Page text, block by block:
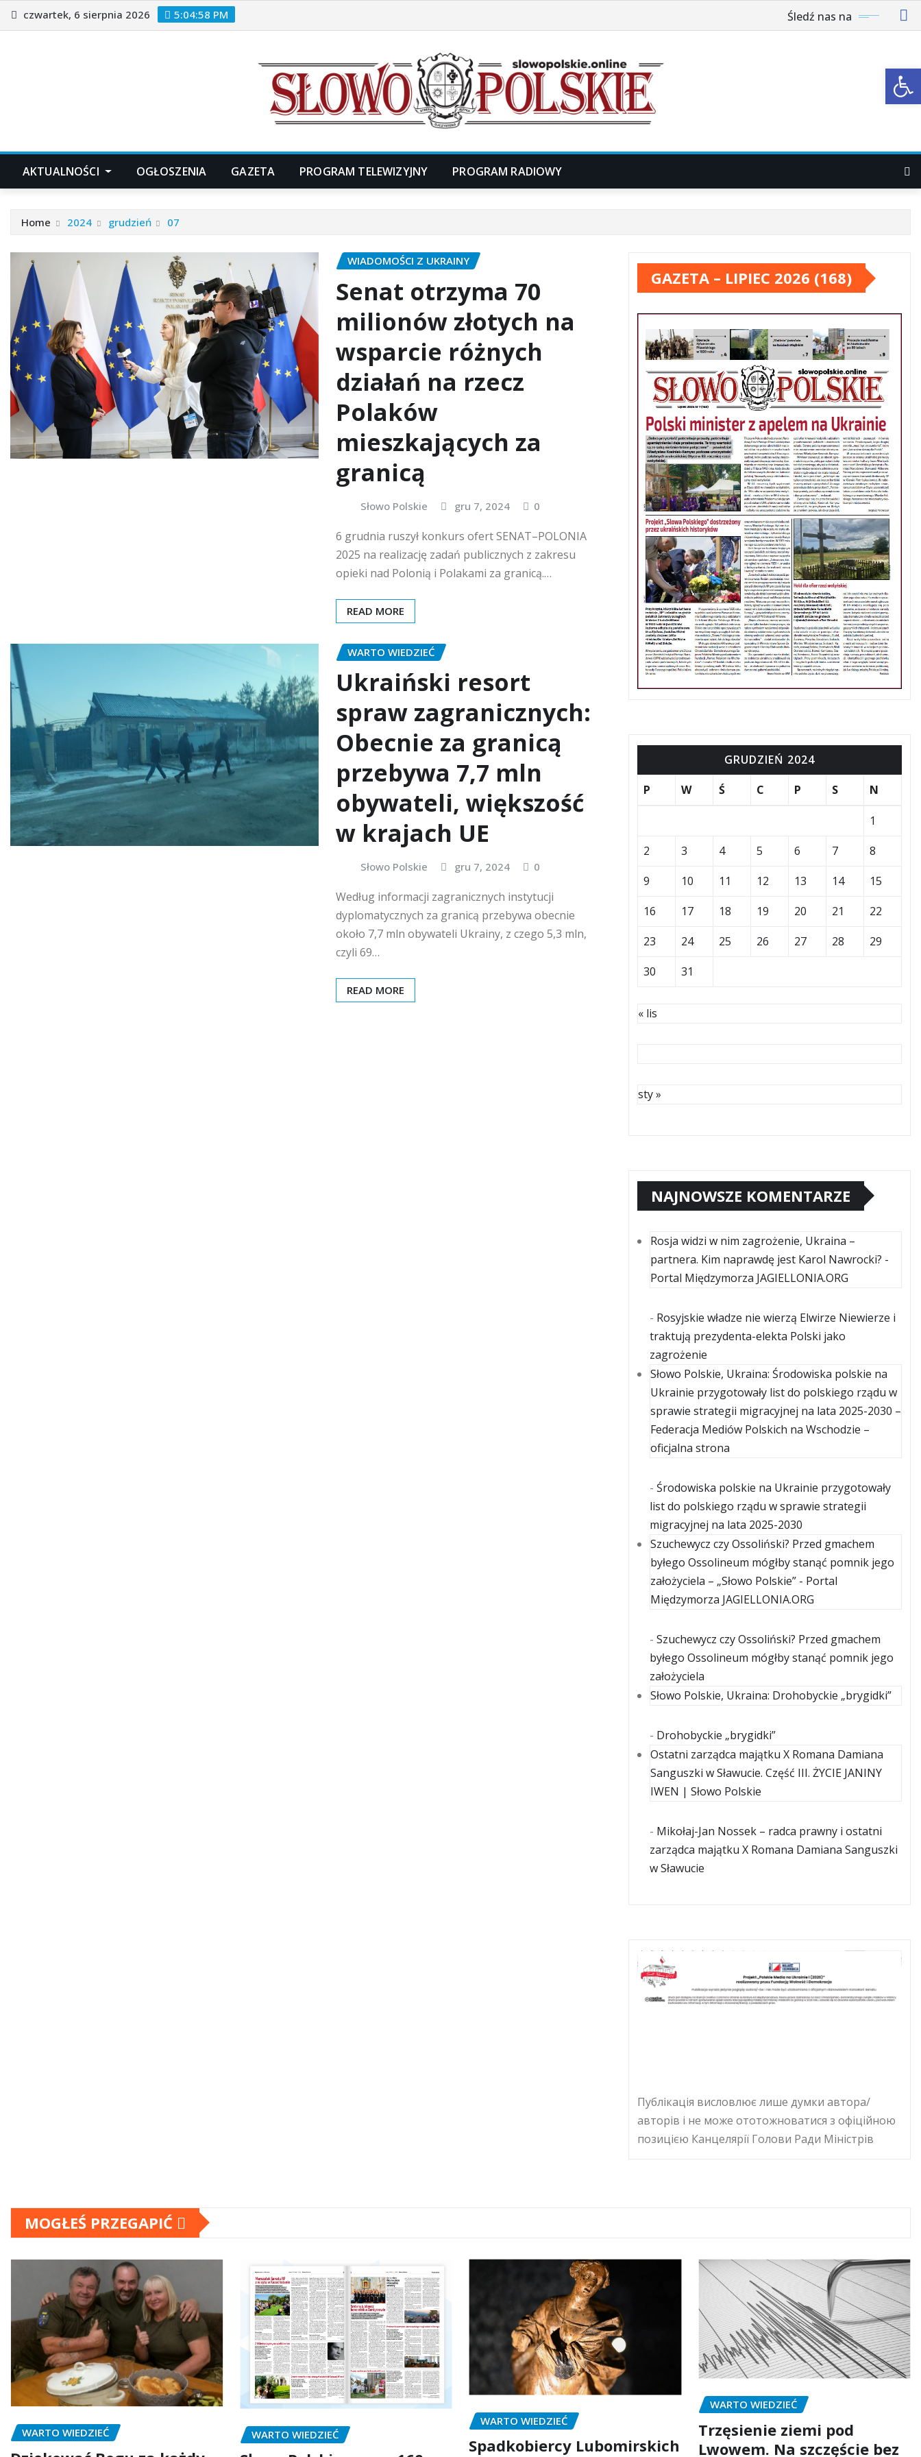
Skip
to
czwartek, 6 sierpnia 2026 5:04:59 PM Śledź nas na
AKTUALNOŚCI OGŁOSZENIA GAZETA PROGRAM TELEWIZYJNY PROGRAM RADIOWY
Home 2024 grudzień 07
WIADOMOŚCI Z UKRAINY
Senat otrzyma 70
milionów złotych na
wsparcie różnych
działań na rzecz
Polaków
mieszkających za
granicą
Słowo Polskie gru 7, 2024 0
6 grudnia ruszył konkurs ofert SENAT–POLONIA
2025 na realizację zadań publicznych z zakresu
opieki nad Polonią i Polakami za granicą.…
READ MORE
WARTO WIEDZIEĆ
Ukraiński resort
spraw zagranicznych:
Obecnie za granicą
przebywa 7,7 mln
obywateli, większość
w krajach UE
Słowo Polskie gru 7, 2024 0
Według informacji zagranicznych instytucji
dyplomatycznych za granicą przebywa obecnie
około 7,7 mln obywateli Ukrainy, z czego 5,3 mln,
czyli 69…
READ MORE
GAZETA – LIPIEC 2026 (168)
GRUDZIEŃ 2024
P
W Ś C P S N
1
2
3 4 5 6 7
8
9
10 11 12 13 14
15
16
17 18 19 20 21
22
23
24 25 26 27 28
29
30
31
« lis
sty »
NAJNOWSZE KOMENTARZE
Rosja widzi w nim zagrożenie, Ukraina –
partnera. Kim naprawdę jest Karol Nawrocki? -
Portal Międzymorza JAGIELLONIA.ORG
- Rosyjskie władze nie wierzą Elwirze Niewierze i
traktują prezydenta-elekta Polski jako
zagrożenie
Słowo Polskie, Ukraina: Środowiska polskie na
Ukrainie przygotowały list do polskiego rządu w
sprawie strategii migracyjnej na lata 2025-2030 –
Federacja Mediów Polskich na Wschodzie –
oficjalna strona
- Środowiska polskie na Ukrainie przygotowały
list do polskiego rządu w sprawie strategii
migracyjnej na lata 2025-2030
Szuchewycz czy Ossoliński? Przed gmachem
byłego Ossolineum mógłby stanąć pomnik jego
założyciela – „Słowo Polskie” - Portal
Międzymorza JAGIELLONIA.ORG
- Szuchewycz czy Ossoliński? Przed gmachem
byłego Ossolineum mógłby stanąć pomnik jego
założyciela
Słowo Polskie, Ukraina: Drohobyckie „brygidki”
- Drohobyckie „brygidki”
Ostatni zarządca majątku X Romana Damiana
Sanguszki w Sławucie. Część III. ŻYCIE JANINY
IWEN | Słowo Polskie
- Mikołaj-Jan Nossek – radca prawny i ostatni
zarządca majątku X Romana Damiana Sanguszki
w Sławucie
Публікація висловлює лише думки автора/
авторів і не може ототожноватися з офіційною
позицією Канцелярії Голови Ради Міністрів
MOGŁEŚ PRZEGAPIĆ
WARTO WIEDZIEĆ WARTO WIEDZIEĆ
WARTO WIEDZIEĆ
Spadkobiercy Lubomirskich
WARTO WIEDZIEĆ
Trzęsienie ziemi pod
Lwowem. Na szczęście bez